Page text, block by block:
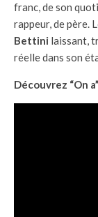
franc, de son
rappeur, de père.
Bettini laissant,
réelle dans son
Découvrez “On